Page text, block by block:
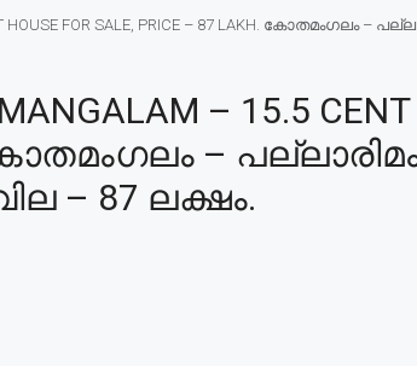
HOUSE FOR SALE, PRICE – 87 LAKH.
– 15.5
കോതമംഗലം –
– 87 ലക്ഷം.